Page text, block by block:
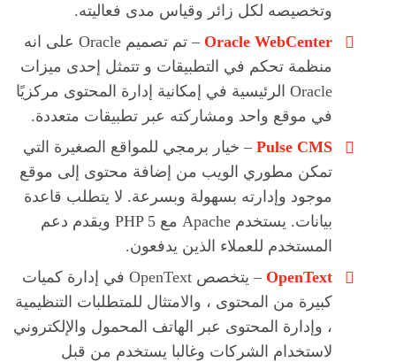
وتخصيصه لكل زائر وقياس مدى فعاليته.
Oracle WebCenter
– تم تصميم Oracle على انه
منظمة تحكم في التطبيقات و تتمثل إحدى ميزات
Oracle الرئيسية في إمكانية إدارة المحتوى مركزيًا
في موقع واحد ومشاركته عبر تطبيقات متعددة.
Pulse CMS – خيار برمجي للمواقع الصغيرة التي
تمكن مطوري الويب من إضافة محتوى إلى موقع
موجود وإدارته بسهولة وبسرعة. لا يتطلب قاعدة
بيانات. يستخدم Apache مع PHP 5 ويقدم دعم
المستخدم للعملاء الذين يدفعون.
OpenText
– يتخصص OpenText في إدارة كميات
كبيرة من المحتوى ، والامتثال للمتطلبات التنظيمية
، وإدارة المحتوى عبر الهاتف المحمول والإلكتروني
لاستخدام الشركات وغالبا يستخدم من قبل